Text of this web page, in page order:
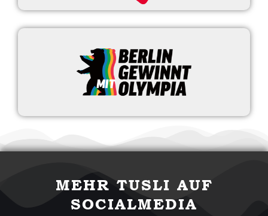
MEHR TUSLI AUF
SOCIALMEDIA